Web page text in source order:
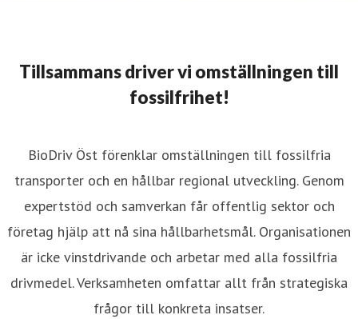
Tillsammans driver vi omställningen till
fossilfrihet!
BioDriv Öst förenklar omställningen till fossilfria
transporter och en hållbar regional utveckling. Genom
expertstöd och samverkan får offentlig sektor och
företag hjälp att nå sina hållbarhetsmål. Organisationen
är icke vinstdrivande och arbetar med alla fossilfria
drivmedel. Verksamheten omfattar allt från strategiska
frågor till konkreta insatser.